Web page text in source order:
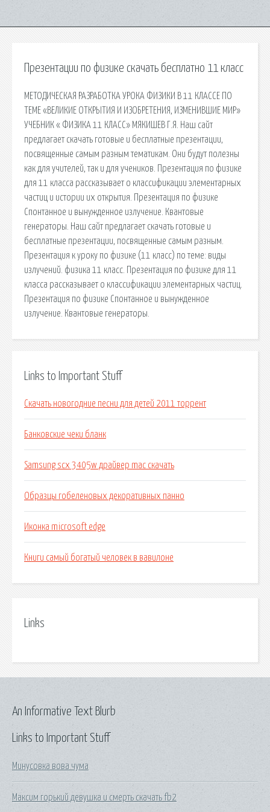
Презентации по физике скачать бесплатно 11 класс
МЕТОДИЧЕСКАЯ РАЗРАБОТКА УРОКА ФИЗИКИ В 11 КЛАССЕ ПО
ТЕМЕ «ВЕЛИКИЕ ОТКРЫТИЯ И ИЗОБРЕТЕНИЯ, ИЗМЕНИВШИЕ МИР»
УЧЕБНИК « ФИЗИКА 11 КЛАСС» МЯКИШЕВ Г.Я. Наш сайт
предлагает скачать готовые и бесплатные презентации,
посвященные самым разным тематикам. Они будут полезны
как для учителей, так и для учеников. Презентация по физике
для 11 класса рассказывает о классификации элементарных
частиц и истории их открытия. Презентация по физике
Спонтанное и вынужденное излучение. Квантовые
генераторы. Наш сайт предлагает скачать готовые и
бесплатные презентации, посвященные самым разным.
Презентация к уроку по физике (11 класс) по теме: виды
излучений. физика 11 класс. Презентация по физике для 11
класса рассказывает о классификации элементарных частиц.
Презентация по физике Спонтанное и вынужденное
излучение. Квантовые генераторы.
Links to Important Stuff
Скачать новогодние песни для детей 2011 торрент
Банковские чеки бланк
Samsung scx 3405w драйвер mac скачать
Образцы гобеленовых декоративных панно
Иконка microsoft edge
Книги самый богатый человек в вавилоне
Links
Links to Important Stuff
Минусовка вова чума
Максим горький девушка и смерть скачать fb2
An Informative Text Blurb